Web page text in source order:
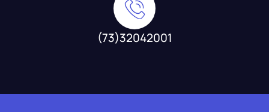
(73)32042001